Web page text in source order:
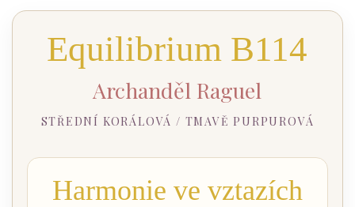
Equilibrium B114
Archanděl Raguel
STŘEDNÍ KORÁLOVÁ / TMAVĚ PURPUROVÁ
Harmonie ve vztazích